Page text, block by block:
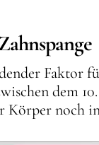
Faktor
dem
noch